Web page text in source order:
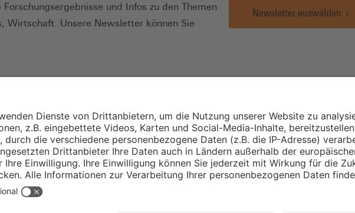
Forschungsergebnisse und Infos zu den Themen
Wirtschaft. Unsere Newsletter können Sie
Newsletter auswählen
Kontakt
Merkzettel
Impressum
Datenschutz
Wirtschafts- und
Institut